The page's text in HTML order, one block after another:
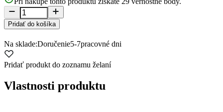
Pridať do košíka
Na sklade:Doručenie5-7pracovné dni
Pridať produkt do zoznamu želaní
Vlastnosti produktu